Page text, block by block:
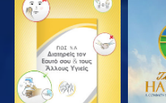
ΠΑΡΑΚΟΛΟΥΘΗΣΤΕ